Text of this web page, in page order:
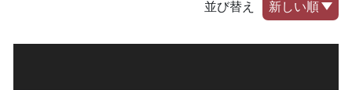
並び替え 新しい順